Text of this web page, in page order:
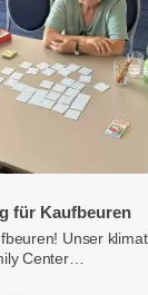
für Kaufbeuren
Unser
Center…